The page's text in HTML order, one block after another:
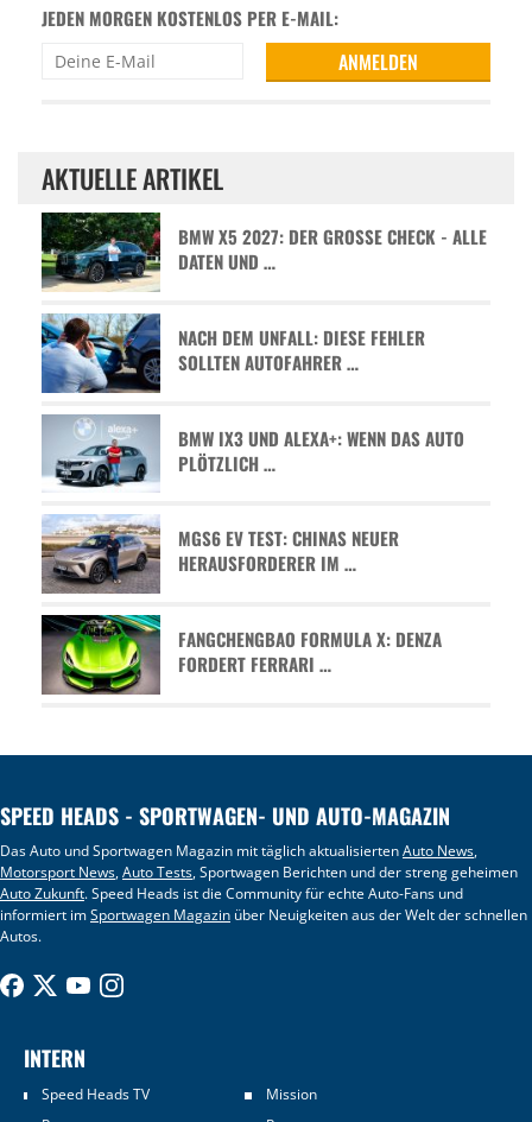
JEDEN MORGEN KOSTENLOS PER E-MAIL:
AKTUELLE ARTIKEL
BMW X5 2027: DER GROSSE CHECK - ALLE D
ATEN UND …
NACH DEM UNFALL: DIESE FEHLER
SOLLTEN AUTOFAHRER …
BMW IX3 UND ALEXA+: WENN DAS AUTO
PLÖTZLICH …
MGS6 EV TEST: CHINAS NEUER
HERAUSFORDERER IM …
FANGCHENGBAO FORMULA X: DENZA
FORDERT FERRARI …
SPEED HEADS - SPORTWAGEN- UND AUTO-MAGAZIN
Das Auto und Sportwagen Magazin mit täglich aktualisiertenAuto News,
Motorsport News,Auto Tests, Sportwagen Berichten und der streng geheimen
Auto Zukunft. Speed Heads ist die Community für echte Auto-Fans und
informiert imSportwagen Magazin über Neuigkeiten aus der Welt der schnellen
Autos.
INTERN
Speed Heads TV
Mission